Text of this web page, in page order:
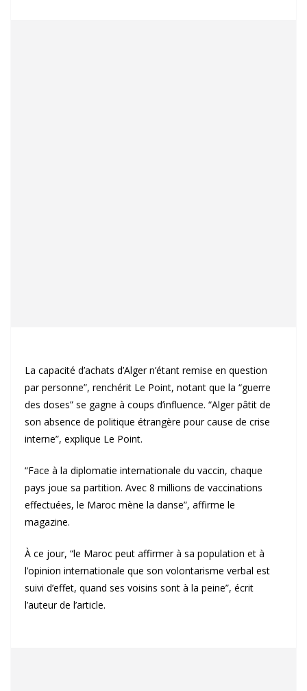
La capacité d’achats d’Alger n’étant remise en question
par personne”, renchérit Le Point, notant que la “guerre
des doses” se gagne à coups d’influence. “Alger pâtit de
son absence de politique étrangère pour cause de crise
interne”, explique Le Point.
“Face à la diplomatie internationale du vaccin, chaque
pays joue sa partition. Avec 8 millions de vaccinations
effectuées, le Maroc mène la danse”, affirme le
magazine.
À ce jour, “le Maroc peut affirmer à sa population et à
l’opinion internationale que son volontarisme verbal est
suivi d’effet, quand ses voisins sont à la peine”, écrit
l’auteur de l’article.